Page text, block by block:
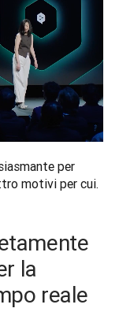
per
motivi per cui.
la
reale